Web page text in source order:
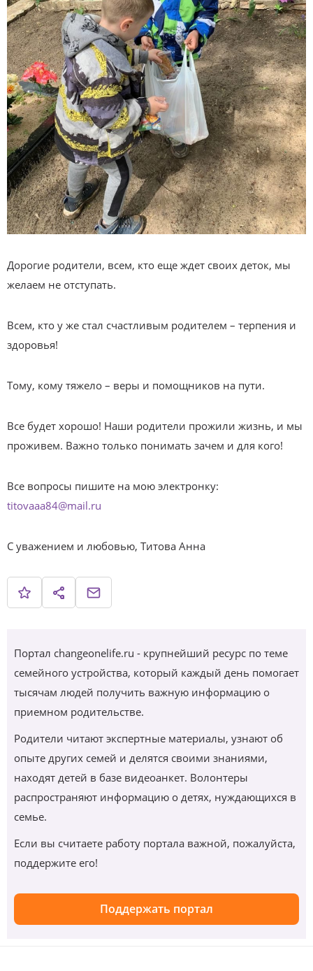
Дорогие родители, всем, кто еще ждет своих деток, мы
желаем не отступать.
Всем, кто у же стал счастливым родителем – терпения и
здоровья!
Тому, кому тяжело – веры и помощников на пути.
Все будет хорошо! Наши родители прожили жизнь, и мы
проживем. Важно только понимать зачем и для кого!
Все вопросы пишите на мою электронку:
titovaaa84@mail.ru
C уважением и любовью, Титова Анна
Портал changeonelife.ru - крупнейший ресурс по теме
семейного устройства, который каждый день помогает
тысячам людей получить важную информацию о
приемном родительстве.
Родители читают экспертные материалы, узнают об
опыте других семей и делятся своими знаниями,
находят детей в базе видеоанкет. Волонтеры
распространяют информацию о детях, нуждающихся в
семье.
Если вы считаете работу портала важной, пожалуйста,
поддержите его!
Поддержать портал